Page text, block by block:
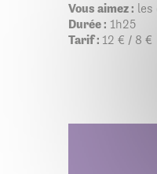
Vous aimez :
Durée : 1h25
Tarif : 12 € / 8 €